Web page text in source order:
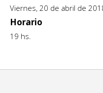
Infantil y Juvenil
Letras
Viernes, 20 de abril de
Horario
19 hs.